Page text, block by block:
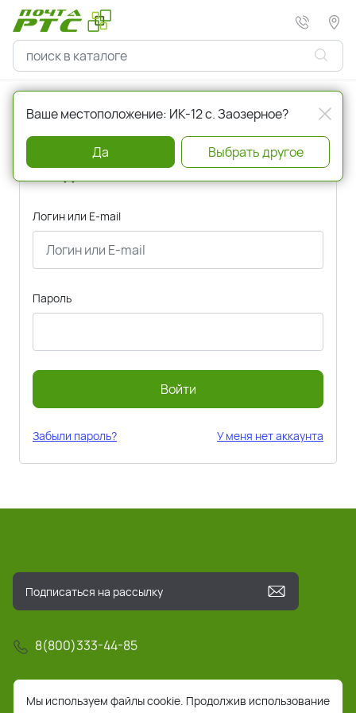
Главная Авторизация
Вход
Логин или E-mail
Пароль
Войти
Забыли пароль? У меня нет аккаунта
8(800)333-44-85
info@pochta-rts.ru
Мы используем файлы cookie. Продолжив использование
Ваше местоположение: ИК-12 с. Заозерное?
Да Выбрать другое